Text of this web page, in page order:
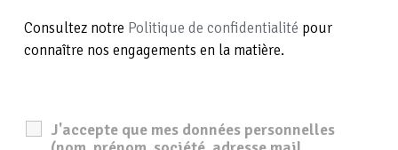
Consultez notre Politique de confidentialité pour
connaître nos engagements en la matière.
J'accepte que mes données personnelles